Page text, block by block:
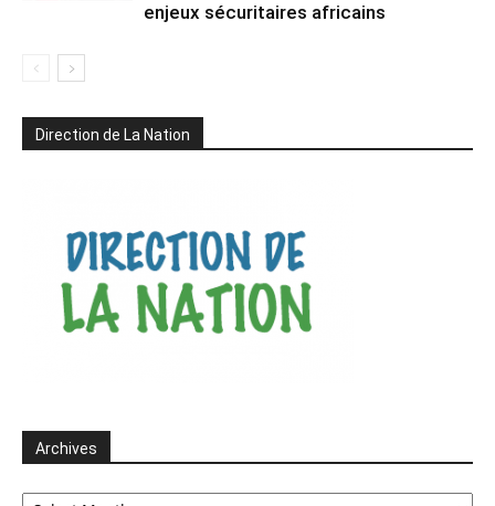
enjeux sécuritaires africains
Direction de La Nation
Archives
Archives